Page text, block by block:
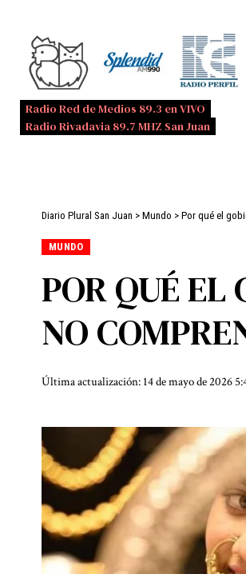
Radio Red de Medios 89.3 en VIVO
Radio Rivadavia 89.7 MHZ San Juan
Diario Plural San Juan > Mundo > Por qué el
MUNDO
POR QUÉ EL
NO
Última actualización: 14 de mayo de 2026